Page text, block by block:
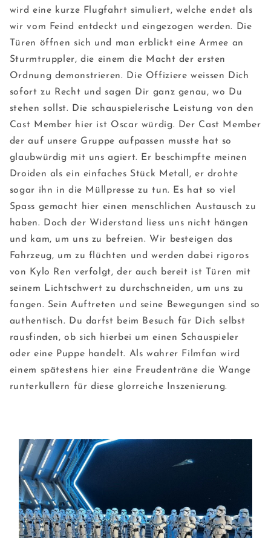
wird eine kurze Flugfahrt simuliert, welche endet als
wir vom Feind entdeckt und eingezogen werden. Die
Türen öffnen sich und man erblickt eine Armee an
Sturmtruppler, die einem die Macht der ersten
Ordnung demonstrieren. Die Offiziere weissen Dich
sofort zu Recht und sagen Dir ganz genau, wo Du
stehen sollst. Die schauspielerische Leistung von den
Cast Member hier ist Oscar würdig. Der Cast Member
der auf unsere Gruppe aufpassen musste hat so
glaubwürdig mit uns agiert. Er beschimpfte meinen
Droiden als ein einfaches Stück Metall, er drohte
sogar ihn in die Müllpresse zu tun. Es hat so viel
Spass gemacht hier einen menschlichen Austausch zu
haben. Doch der Widerstand liess uns nicht hängen
und kam, um uns zu befreien. Wir besteigen das
Fahrzeug, um zu flüchten und werden dabei rigoros
von Kylo Ren verfolgt, der auch bereit ist Türen mit
seinem Lichtschwert zu durchschneiden, um uns zu
fangen. Sein Auftreten und seine Bewegungen sind so
authentisch. Du darfst beim Besuch für Dich selbst
rausfinden, ob sich hierbei um einen Schauspieler
oder eine Puppe handelt. Als wahrer Filmfan wird
einem spätestens hier eine Freudenträne die Wange
runterkullern für diese glorreiche Inszenierung.